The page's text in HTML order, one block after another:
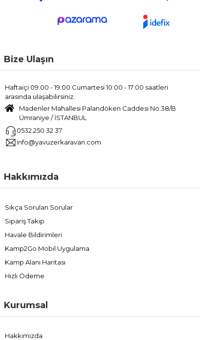
Bize Ulaşın
Haftaiçi 09:00 - 19:00 Cumartesi 10:00 - 17:00 saatleri
arasında ulaşabilirsiniz.
Madenler Mahallesi Palandöken Caddesi No:38/B
Ümraniye / İSTANBUL
0532 250 32 37
info@yavuzerkaravan.com
Hakkımızda
Sıkça Sorulan Sorular
Sipariş Takip
Havale Bildirimleri
Kamp2Go Mobil Uygulama
Kamp Alanı Haritası
Hızlı Ödeme
Kurumsal
Hakkımızda